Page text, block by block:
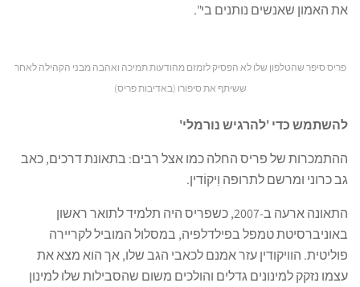
את האמון שאנשים נותנים בי".
פריס סיפר שהטלפון שלו לא הפסיק לזמזם מהודעות תמיכה ואהבה מבני הקהילה לאחר
ששיתף את סיפורו (באדיבות פריס)
להשתמש כדי 'להרגיש נורמלי'
ההתמכרות של פריס החלה כמו אצל רבים: בתאונת דרכים, כאב
גב כרוני ומרשם לתרופה וִיקוֹדין.
התאונה ארעה ב-2007, כשפריס היה תלמיד לתואר ראשון
באוניברסיטת טמפל בפילדלפיה, במסלול המוביל לקריירה
פוליטית. הוויקודין עזר אמנם לכאבי הגב שלו, אך הוא מצא את
עצמו נזקק למינונים גדלים והולכים משום שהסבילות שלו למינון